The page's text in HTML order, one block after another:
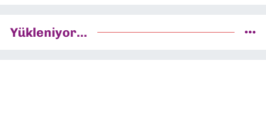
Yükleniyor...